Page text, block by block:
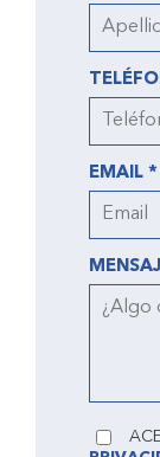
EMAIL *